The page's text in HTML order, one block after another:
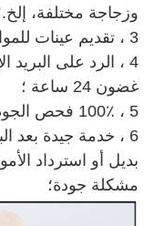
وزجاجة مختلفة،
3 ، تقديم عينات للموافقة عليها قبل الإنتاج الضخم ؛
4 ، الرد على البريد
غضون 24 ساعة ؛
5 ، 100٪ فحص الجودة قبل الشحن ؛
6 ، خدمة جيدة بعد
بديل أو استرداد
مشكلة جودة؛